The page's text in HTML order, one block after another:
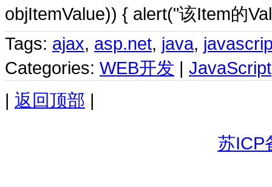
objItemValue)) { alert("该Item的
Tags: ajax, asp.net, java,
Categories: WEB开发 | JavaScript
| 返回顶部 |
苏ICP